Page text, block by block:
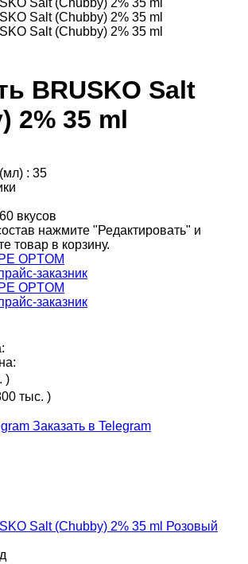
BRUSKO Salt
2% 35 ml
: 35
вкусов
нажмите "Редактировать" и
товар в корзину.
заказник
заказник
)
тыс. )
Заказать в Telegram